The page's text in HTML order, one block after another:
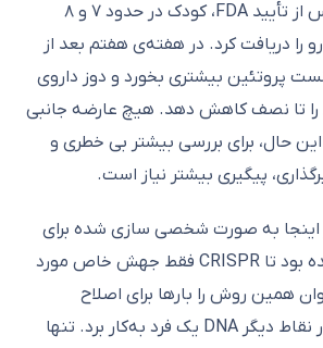
شده ویرایش ژنی پس از تأیید FDA، کودک در حدود ۷ و ۸
را دریافت کرد. در هفته‌ی هفتم بعد از
پروتئین بیشتری بخورد و دوز داروی
را تا نصف کاهش دهد. هیچ عارضه جانبی
این حال، برای بررسی بیشتر بی خطری و
پیگیری بیشتر نیاز است.
اینجا به صورت شخصی سازی شده برای
این کودک طراحی شده بود تا CRISPR فقط جهش خاص مورد
همین روش را بارها برای اصلاح
جهش‌های مختلف در نقاط دیگر DNA یک فرد به‌کار برد. تنها